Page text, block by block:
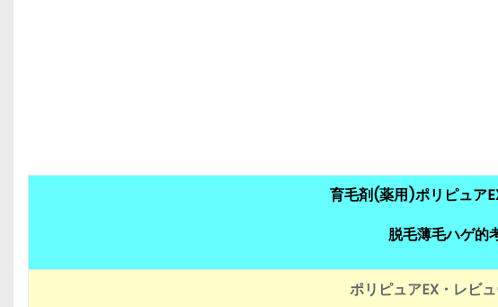
育毛剤(薬用)ポリピュア
脱毛薄毛ハゲ的
ポリピュアEX・レビ